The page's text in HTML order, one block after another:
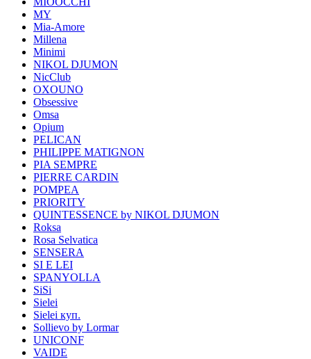
MY
Mia-Amore
Millena
Minimi
NIKOL DJUMON
NicClub
OXOUNO
Obsessive
Omsa
Opium
PELICAN
PHILIPPE MATIGNON
PIA SEMPRE
PIERRE CARDIN
POMPEA
PRIORITY
QUINTESSENCE by NIKOL DJUMON
Roksa
Rosa Selvatica
SENSERA
SI E LEI
SPANYOLLA
SiSi
Sielei
Sielei куп.
Sollievo by Lormar
UNICONF
VAIDE